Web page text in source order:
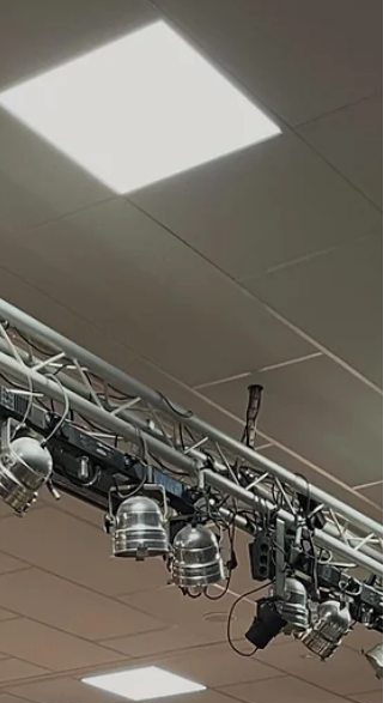
Schützenfestes die Bataillonsfahne
gehisst und die Festwoche eingeläutet.
Unsere Musiker Jan Gehring, Sonja
Schlotmann und Ute Gehring
erhielten aus der Hand des
Kommandeurs einen besonderen
Anstecker. Anschliessend unterhielten
wir die Schützen noch mit passender
Musik und wurden mit Essen und
Getränken gut verpflegt.